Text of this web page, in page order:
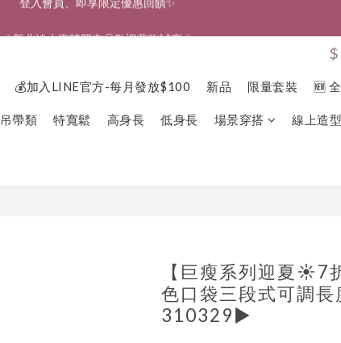
🎉新北淡水實體門市🤗歡迎蒞臨試穿🎉
$
💰加入LINE官方-每月發放$100 新品 限量套裝 🆕
吊帶類 特寬鬆 高身長 低身長 場景穿搭 線上造
【巨瘦系列迎夏☀️7
色口袋三段式可調
310329▶